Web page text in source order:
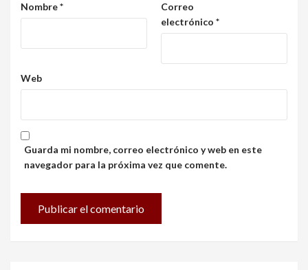
Nombre*
Correo
electrónico *
Web
Guarda mi nombre, correo electrónico y web en este
navegador para la próxima vez que comente.